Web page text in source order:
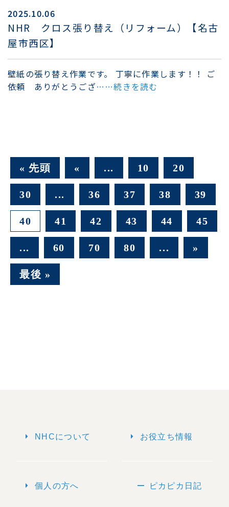
2025.10.06
NHR クロス張り替え（リフォーム）【名古
屋市西区】
壁紙の張り替え作業です。 丁寧に作業します！！ ご
依頼 ありがとうござ……続きを読む
« 先頭 « ... 10 20
30 ... 36 37 38 39
40 41 42 43 44 45
... 60 70 80 ... »
最後 »
arrow_right NHCについて
arrow_right 個人の方へ
arrow_right お役立ち情報
remove ピカピカ日記